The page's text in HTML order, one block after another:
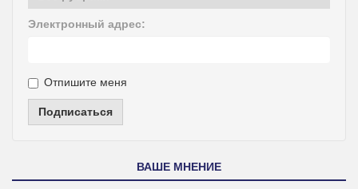
Электронный адрес:
Отпишите меня
Подписаться
ВАШЕ МНЕНИЕ